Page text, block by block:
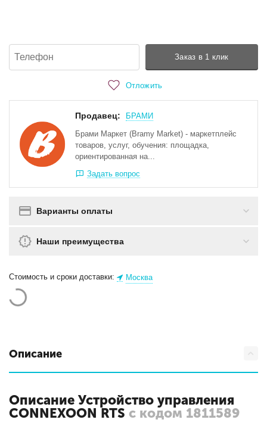
Заказ в 1 клик
Отложить
Продавец:
БРАМИ
Брами Маркет (Bramy Market) - маркетплейс
товаров, услуг, обучения: площадка,
ориентированная на...
Задать вопрос
Варианты оплаты
Наши преимущества
Стоимость и сроки доставки: Москва
Описание
Описание Устройство управления
CONNEXOON RTS с кодом 1811589